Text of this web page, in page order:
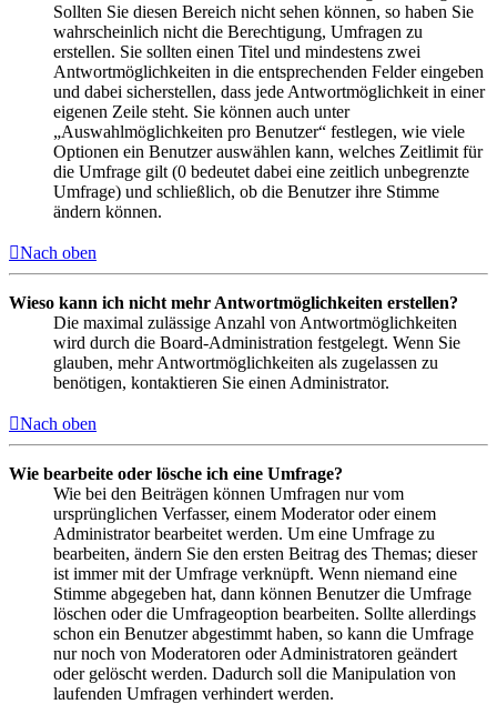
Sollten Sie diesen Bereich nicht sehen können, so haben Sie
wahrscheinlich nicht die Berechtigung, Umfragen zu
erstellen. Sie sollten einen Titel und mindestens zwei
Antwortmöglichkeiten in die entsprechenden Felder eingeben
und dabei sicherstellen, dass jede Antwortmöglichkeit in einer
eigenen Zeile steht. Sie können auch unter
„Auswahlmöglichkeiten pro Benutzer“ festlegen, wie viele
Optionen ein Benutzer auswählen kann, welches Zeitlimit für
die Umfrage gilt (0 bedeutet dabei eine zeitlich unbegrenzte
Umfrage) und schließlich, ob die Benutzer ihre Stimme
ändern können.
Nach oben
Wieso kann ich nicht mehr Antwortmöglichkeiten erstellen?
Die maximal zulässige Anzahl von Antwortmöglichkeiten
wird durch die Board-Administration festgelegt. Wenn Sie
glauben, mehr Antwortmöglichkeiten als zugelassen zu
benötigen, kontaktieren Sie einen Administrator.
Nach oben
Wie bearbeite oder lösche ich eine Umfrage?
Wie bei den Beiträgen können Umfragen nur vom
ursprünglichen Verfasser, einem Moderator oder einem
Administrator bearbeitet werden. Um eine Umfrage zu
bearbeiten, ändern Sie den ersten Beitrag des Themas; dieser
ist immer mit der Umfrage verknüpft. Wenn niemand eine
Stimme abgegeben hat, dann können Benutzer die Umfrage
löschen oder die Umfrageoption bearbeiten. Sollte allerdings
schon ein Benutzer abgestimmt haben, so kann die Umfrage
nur noch von Moderatoren oder Administratoren geändert
oder gelöscht werden. Dadurch soll die Manipulation von
laufenden Umfragen verhindert werden.